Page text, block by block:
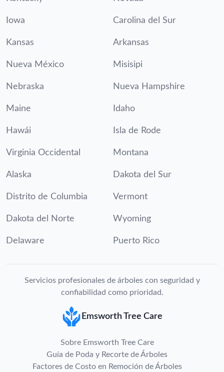
Iowa Carolina del Sur
Kansas Arkansas
Nueva México Misisipi
Nebraska Nueva Hampshire
Maine Idaho
Hawái Isla de Rode
Virginia Occidental Montana
Alaska Dakota del Sur
Distrito de Columbia Vermont
Dakota del Norte Wyoming
Delaware Puerto Rico
Servicios profesionales de árboles con seguridad y
confiabilidad como prioridad.
Emsworth Tree Care
Sobre Emsworth Tree Care
Guía de Poda y Recorte de Árboles
Factores de Costo en Remoción de Árboles